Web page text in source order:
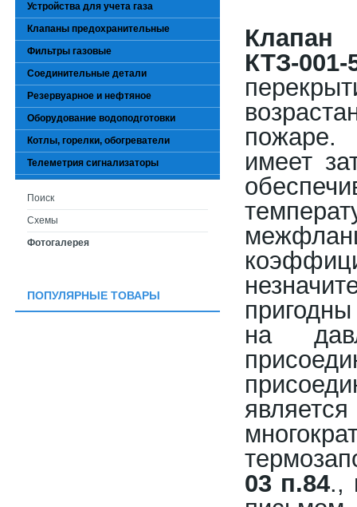
КТЗ-
имеет
на
03 п.84.,
Устройства для учета газа
Клапаны предохранительные
Фильтры газовые
Соединительные детали
Резервуарное и нефтяное
Оборудование водоподготовки
Котлы, горелки, обогреватели
Телеметрия сигнализаторы
Поиск
Схемы
Фотогалерея
ПОПУЛЯРНЫЕ ТОВАРЫ